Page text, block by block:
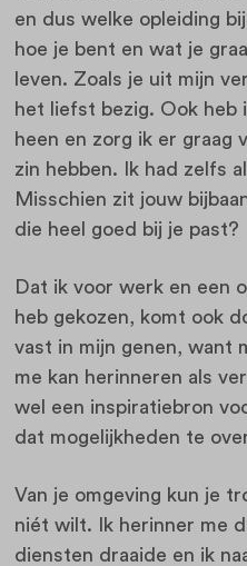
en dus welke opleiding
hoe je bent en wat je
leven. Zoals je uit mijn
het liefst bezig. Ook heb
heen en zorg ik er graag
zin hebben. Ik had zelfs
Misschien zit jouw
die heel goed bij je past?
Dat ik voor werk en een
heb gekozen, komt ook
vast in mijn genen, want
me kan herinneren als
wel een inspiratiebron
dat mogelijkheden te
Van je omgeving kun je
niét wilt. Ik herinner me
diensten draaide en ik